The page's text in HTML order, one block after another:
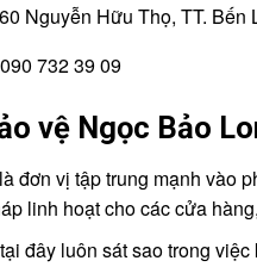
Nguyễn Hữu Thọ, TT. Bến
090 732 39 09
vệ Ngọc Bảo
đơn vị tập trung mạnh vào
linh hoạt cho các cửa
đây luôn sát sao trong